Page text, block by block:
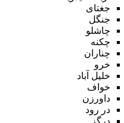
جغتای
جنگل
چاشلو
چکنه
چناران
خرو
خلیل آباد
خواف
داورزن
در رود
درگز